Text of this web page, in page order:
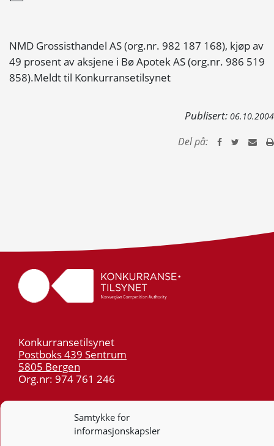
Samtykke for
informasjonskapsler
NMD Grossisthandel AS (org.nr. 982 187 168), kjøp av
49 prosent av aksjene i Bø Apotek AS (org.nr. 986 519
858).Meldt til Konkurransetilsynet
Publisert: 06.10.2004
Del på:
Konkurransetilsynet
Postboks 439 Sentrum
5805 Bergen
Org.nr: 974 761 246
55 59 75 00
post@kt.no